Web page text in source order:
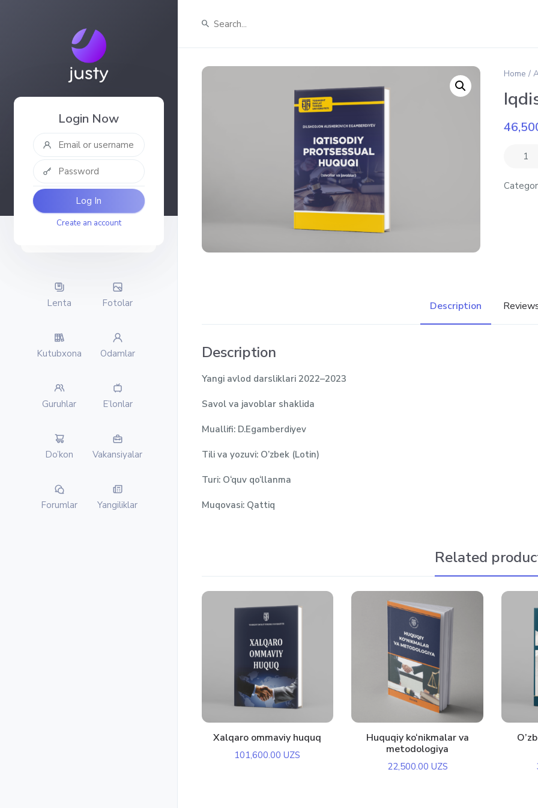
Login Now
Log In
Create an account
Lenta Fotolar
Kutubxona Odamlar
Guruhlar E’lonlar
Do’kon Vakansiyalar
Forumlar Yangiliklar
Home /
Description
Description
Yangi avlod darsliklari 2022–2023
Savol va javoblar shaklida
Muallifi: D.Egamberdiyev
Tili va yozuvi: O’zbek (Lotin)
Turi: O‘quv qo‘llanma
Muqovasi: Qattiq
Related
Xalqaro ommaviy huquq
101,600.00UZS
Huquqiy ko‘nikmalar va
metodologiya
22,500.00 UZS